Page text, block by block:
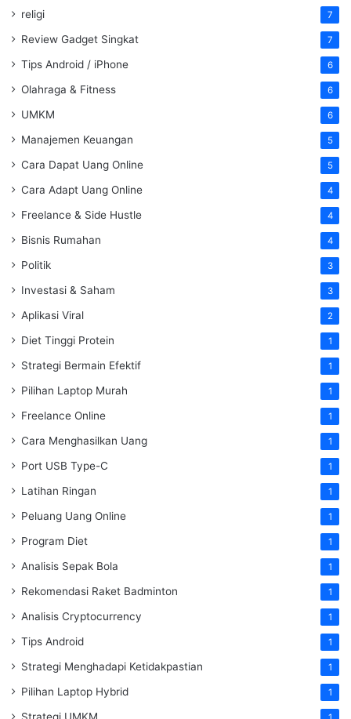
religi 7
Review Gadget Singkat 7
Tips Android / iPhone 6
Olahraga & Fitness 6
UMKM 6
Manajemen Keuangan 5
Cara Dapat Uang Online 5
Cara Adapt Uang Online 4
Freelance & Side Hustle 4
Bisnis Rumahan 4
Politik 3
Investasi & Saham 3
Aplikasi Viral 2
Diet Tinggi Protein 1
Strategi Bermain Efektif 1
Pilihan Laptop Murah 1
Freelance Online 1
Cara Menghasilkan Uang 1
Port USB Type-C 1
Latihan Ringan 1
Peluang Uang Online 1
Program Diet 1
Analisis Sepak Bola 1
Rekomendasi Raket Badminton 1
Analisis Cryptocurrency 1
Tips Android 1
Strategi Menghadapi Ketidakpastian 1
Pilihan Laptop Hybrid 1